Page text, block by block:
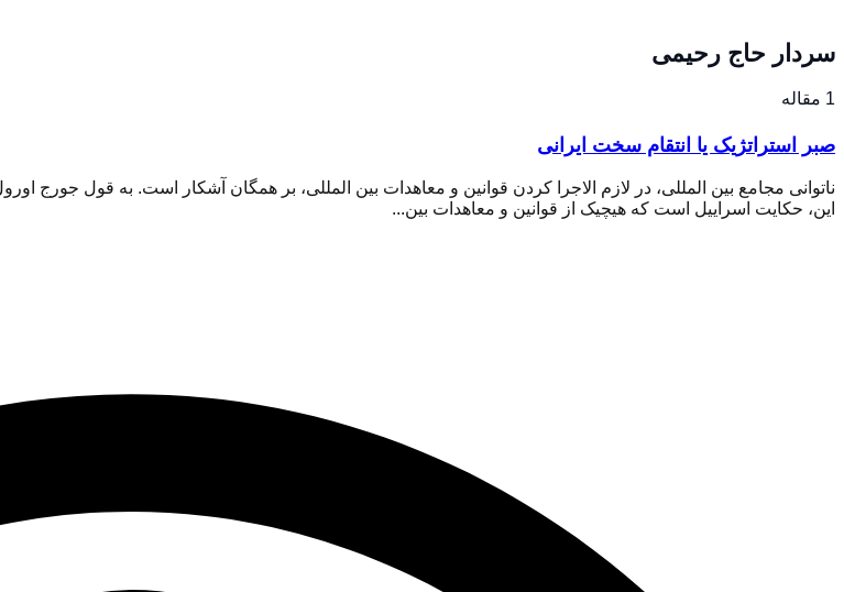
سردار حاج رحیمی
1 مقاله
صبر استراتژیک یا انتقام سخت ایرانی
ناتوانی مجامع بین المللی، در لازم الاجرا کردن قوانین و معاهدات بین المللی، بر همگان آشکار است. به قول جورج
این، حکایت اسراییل است که هیچیک از قوانین و معاهدات بین...